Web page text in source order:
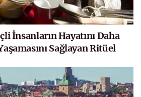
İnsanların Hayatını Daha
Sağlayan Ritüel